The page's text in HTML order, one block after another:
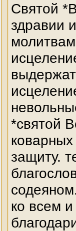
Святой
здравии
*святой
защиту.
ко всем